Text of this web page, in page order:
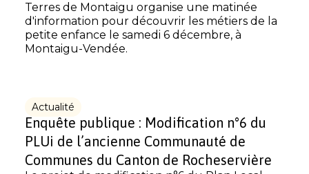
Terres de Montaigu organise une matinée
d'information pour découvrir les métiers de la
petite enfance le samedi 6 décembre, à
Montaigu-Vendée.
Actualité
Enquête publique : Modification n°6 du
PLUi de l’ancienne Communauté de
Communes du Canton de Rocheservière